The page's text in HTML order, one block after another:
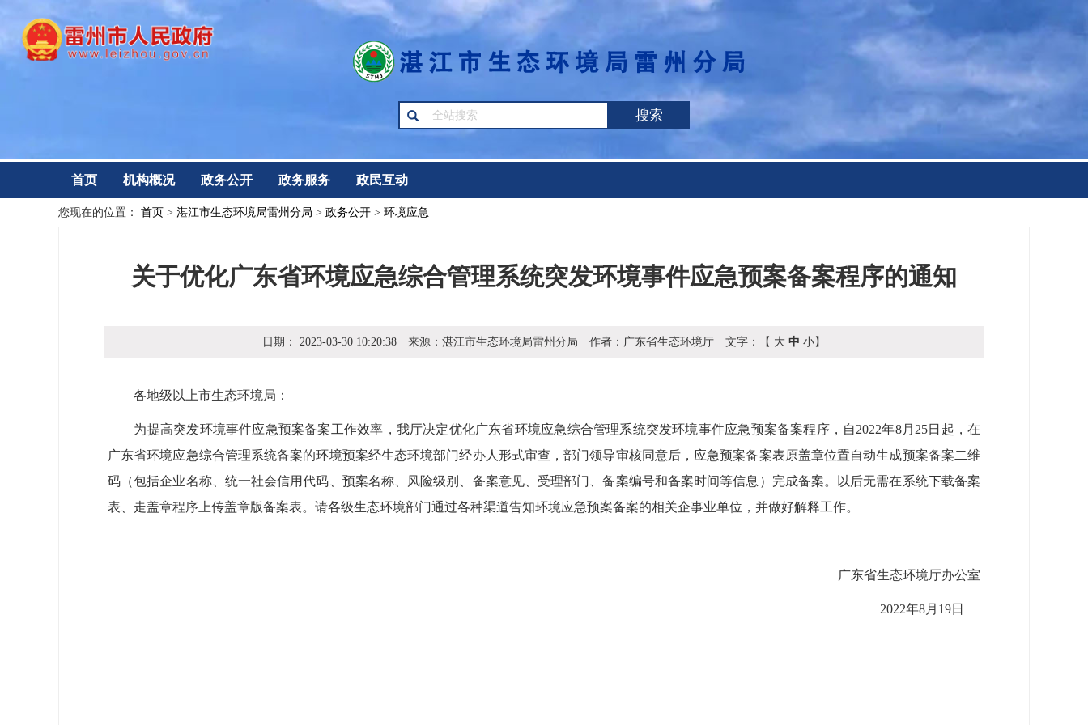
搜索
首页 机构概况 政务公开 政务服务 政民互动
您现在的位置： 首页 > 湛江市生态环境局雷州分局 > 政务公开 > 环境应急
关于优化广东省环境应急综合管理系统突发环境事件应急预案备案程序的通知
日期： 2023-03-30 10:20:38 来源： 湛江市生态环境局雷州分局 作者： 广东省生态环境厅 文字：【 大 中 小】
各地级以上市生态环境局：
为提高突发环境事件应急预案备案工作效率，我厅决定优化广东省环境应急综合管理系统突发环境事件应急预案备案程序，自2022年8月25日起，在
广东省环境应急综合管理系统备案的环境预案经生态环境部门经办人形式审查，部门领导审核同意后，应急预案备案表原盖章位置自动生成预案备案二维
码（包括企业名称、统一社会信用代码、预案名称、风险级别、备案意见、受理部门、备案编号和备案时间等信息）完成备案。以后无需在系统下载备案
表、走盖章程序上传盖章版备案表。请各级生态环境部门通过各种渠道告知环境应急预案备案的相关企事业单位，并做好解释工作。
广东省生态环境厅办公室
2022年8月19日